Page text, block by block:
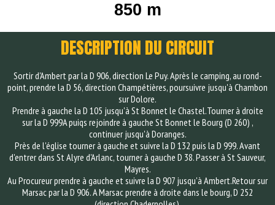
850 m
DESCRIPTION DU CIRCUIT
Sortir d'Ambert par la D 906, direction Le Puy. Après le camping, au rond-
point, prendre la D 56, direction Champétières, poursuivre jusqu'à Chambon
sur Dolore.
Prendre à gauche la D 105 jusqu'à St Bonnet le Chastel.Tourner à droite
sur la D 999A puiqs rejoindre à gauche St Bonnet le Bourg (D 260) ,
continuer jusqu'à Doranges.
Près de l'église tourner à gauche et suivre la D 132 puis la D 999. Avant
d'entrer dans St Alyre d'Arlanc, tourner à gauche D 38. Passer à St Sauveur,
Mayres.
Au Procureur prendre à gauche et suivre la D 907 jusqu'à Ambert.Retour sur
Marsac par la D 906. A Marsac prendre à droite dans le bourg, D 252